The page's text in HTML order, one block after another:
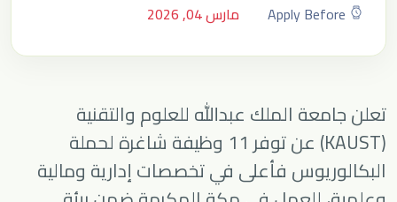
Apply Before
مارس 04, 2026
تعلن جامعة الملك عبدالله للعلوم والتقنية
(KAUST) عن توفر 11 وظيفة شاغرة لحملة
البكالوريوس فأعلى في تخصصات إدارية ومالية